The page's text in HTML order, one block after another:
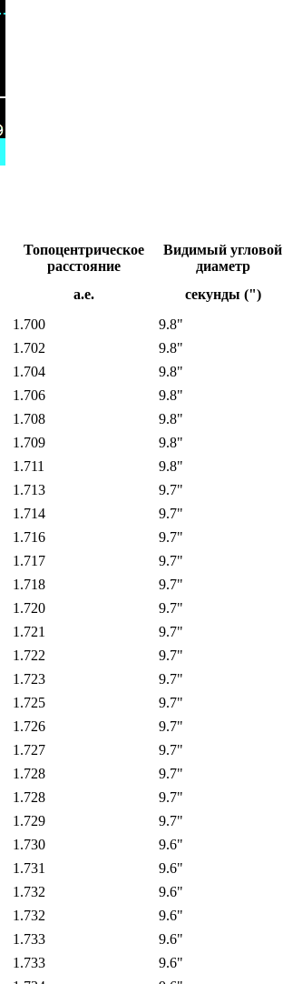
Топоцентрическое
расстояние
Видимый угловой
диаметр
а.е. секунды (")
1.700 9.8"
1.702 9.8"
1.704 9.8"
1.706 9.8"
1.708 9.8"
1.709 9.8"
1.711 9.8"
1.713 9.7"
1.714 9.7"
1.716 9.7"
1.717 9.7"
1.718 9.7"
1.720 9.7"
1.721 9.7"
1.722 9.7"
1.723 9.7"
1.725 9.7"
1.726 9.7"
1.727 9.7"
1.728 9.7"
1.728 9.7"
1.729 9.7"
1.730 9.6"
1.731 9.6"
1.732 9.6"
1.732 9.6"
1.733 9.6"
1.733 9.6"